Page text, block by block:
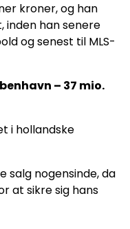
kroner, og han
inden han senere
og senest til MLS-
– 37 mio.
i hollandske
salg nogensinde, da
at sikre sig hans